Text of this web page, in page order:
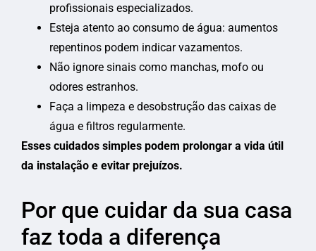
profissionais especializados.
Esteja atento ao consumo de água: aumentos
repentinos podem indicar vazamentos.
Não ignore sinais como manchas, mofo ou
odores estranhos.
Faça a limpeza e desobstrução das caixas de
água e filtros regularmente.
Esses cuidados simples podem prolongar a vida útil
da instalação e evitar prejuízos.
Por que cuidar da sua casa
faz toda a diferença